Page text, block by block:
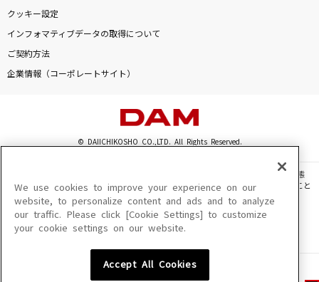
クッキー設定
インフォマティブデータの取得について
ご契約方法
企業情報（コーポレートサイト）
© DAIICHIKOSHO CO.,LTD. All Rights Reserved.
このサイトに掲載されている一切の文章・画像・写真・動画・音声等を、手段や形態
を問わず、著作権法の定める範囲を超えて無断で複製、転載、ファイル化などすること
を禁じます。
楽曲及びコンテンツは、機種によりご利用いただけない場合があります。
楽曲及びコンテンツの配信日、配信内容が変更になる場合があります。
We use cookies to improve your experience on our
website, to personalize content and ads and to analyze
our traffic. Please click [Cookie Settings] to customize
your cookie settings on our website.
Accept All Cookies